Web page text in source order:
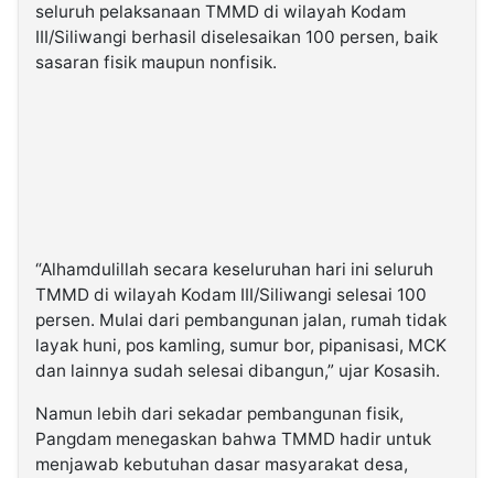
seluruh pelaksanaan TMMD di wilayah Kodam
III/Siliwangi berhasil diselesaikan 100 persen, baik
sasaran fisik maupun nonfisik.
“Alhamdulillah secara keseluruhan hari ini seluruh
TMMD di wilayah Kodam III/Siliwangi selesai 100
persen. Mulai dari pembangunan jalan, rumah tidak
layak huni, pos kamling, sumur bor, pipanisasi, MCK
dan lainnya sudah selesai dibangun,” ujar Kosasih.
Namun lebih dari sekadar pembangunan fisik,
Pangdam menegaskan bahwa TMMD hadir untuk
menjawab kebutuhan dasar masyarakat desa,